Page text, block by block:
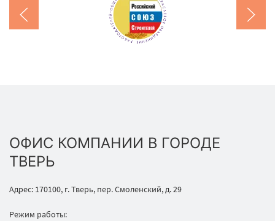
ОФИС КОМПАНИИ В ГОРОДЕ
ТВЕРЬ
Адрес: 170100, г. Тверь, пер. Смоленский, д. 29
Режим работы: